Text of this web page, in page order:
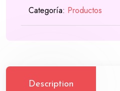
Categoría: Productos
Description